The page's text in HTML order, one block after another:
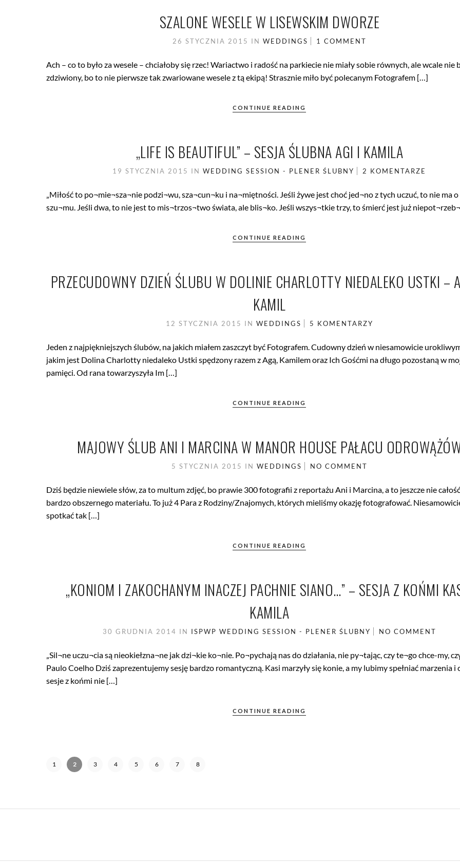
SZALONE WESELE W LISEWSKIM DWORZE
26 STYCZNIA 2015 IN WEDDINGS 1 COMMENT
Ach – co to było za wesele – chciałoby się rzec! Wariactwo i radość na parkiecie nie miały sobie równych, ale wcale nie
zdziwiony, bo to nie pierwsze tak zwariowane wesele z tą ekipą! Strasznie miło być polecanym Fotografem […]
CONTINUE READING
„LIFE IS BEAUTIFUL” – SESJA ŚLUBNA AGI I KAMILA
19 STYCZNIA 2015 INWEDDING SESSION - PLENER ŚLUBNY 2 KOMENTARZE
„Miłość to po¬mie¬sza¬nie podzi¬wu, sza¬cun¬ku i na¬miętności. Jeśli żywe jest choć jed¬no z tych uczuć, to nie ma
szu¬mu. Jeśli dwa, to nie jest to mis¬trzos¬two świata, ale blis¬ko. Jeśli wszys¬tkie trzy, to śmierć jest już
CONTINUE READING
PRZECUDOWNY DZIEŃ ŚLUBU W DOLINIE CHARLOTTY NIEDALEKO USTKI –
KAMIL
12 STYCZNIA 2015 IN WEDDINGS 5 KOMENTARZY
Jeden z najpiękniejszych ślubów, na jakich miałem zaszczyt być Fotografem. Cudowny dzień w niesamowicie
jakim jest Dolina Charlotty niedaleko Ustki spędzony razem z Agą, Kamilem oraz Ich Gośćmi na długo pozostaną w
pamięci. Od rana towarzyszyła Im […]
CONTINUE READING
MAJOWY ŚLUB ANI I MARCINA W MANOR HOUSE PAŁACU
5 STYCZNIA 2015 IN WEDDINGS NO COMMENT
Dziś będzie niewiele słów, za to multum zdjęć, bo prawie 300 fotografii z reportażu Ani i Marcina, a to jeszcze nie
bardzo obszernego materiału. To już 4 Para z Rodziny/Znajomych, których mieliśmy okazję fotografować.
spotkać tak […]
CONTINUE READING
„KONIOM I ZAKOCHANYM INACZEJ PACHNIE SIANO…” – SESJA Z KOŃMI
KAMILA
30 GRUDNIA 2014 IN ISPWP WEDDING SESSION - PLENER ŚLUBNY NO COMMENT
„Sil¬ne uczu¬cia są nieokiełzna¬ne jak dzi¬kie ko¬nie. Po¬pychają nas do działania, nie py¬tając, czy te¬go chce-my,
Paulo Coelho Dziś zaprezentujemy sesję bardzo romantyczną. Kasi marzyły się konie, a my lubimy spełniać marzenia i
sesje z końmi nie […]
CONTINUE READING
1 2 3 4 5 6 7 8